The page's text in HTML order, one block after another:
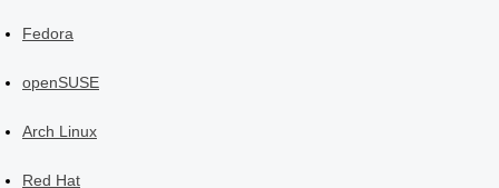
Fedora
openSUSE
Arch Linux
Red Hat